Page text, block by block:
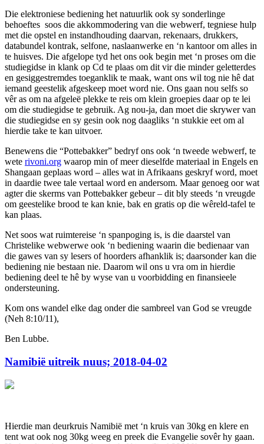
Die elektroniese bediening het natuurlik ook sy sonderlinge
behoeftes soos die akkommodering van die webwerf, tegniese hulp
met die opstel en instandhouding daarvan, rekenaars, drukkers,
databundel kontrak, selfone, naslaanwerke en ‘n kantoor om alles in
te huisves. Die afgelope tyd het ons ook begin met ‘n proses om die
studiegidse in klank op Cd te plaas om dit vir die minder geletterdes
en gesiggestremdes toeganklik te maak, want ons wil tog nie hê dat
iemand geestelik afgeskeep moet word nie. Ons gaan nou selfs so
vêr as om na afgeleë plekke te reis om klein groepies daar op te lei
om die studiegidse te gebruik. Ag nou-ja, dan moet die skrywer van
die studiegidse en sy gesin ook nog daagliks ‘n stukkie eet om al
hierdie take te kan uitvoer.
Benewens die “Pottebakker” bedryf ons ook ‘n tweede webwerf, te
wete rivoni.org waarop min of meer dieselfde materiaal in Engels en
Shangaan geplaas word – alles wat in Afrikaans geskryf word, moet
in daardie twee tale vertaal word en andersom. Maar genoeg oor wat
agter die skerms van Pottebakker gebeur – dit bly steeds ‘n vreugde
om geestelike brood te kan knie, bak en gratis op die wêreld-tafel te
kan plaas.
Net soos wat ruimtereise ‘n spanpoging is, is die daarstel van
Christelike webwerwe ook ‘n bediening waarin die bedienaar van
die gawes van sy lesers of hoorders afhanklik is; daarsonder kan die
bediening nie bestaan nie. Daarom wil ons u vra om in hierdie
bediening deel te hê by wyse van u voorbidding en finansieele
ondersteuning.
Kom ons wandel elke dag onder die sambreel van God se vreugde
(Neh 8:10/11),
Ben Lubbe.
Namibië uitreik nuus; 2018-04-02
Hierdie man deurkruis Namibië met ‘n kruis van 30kg en klere en
tent wat ook nog 30kg weeg en preek die Evangelie sovêr hy gaan.